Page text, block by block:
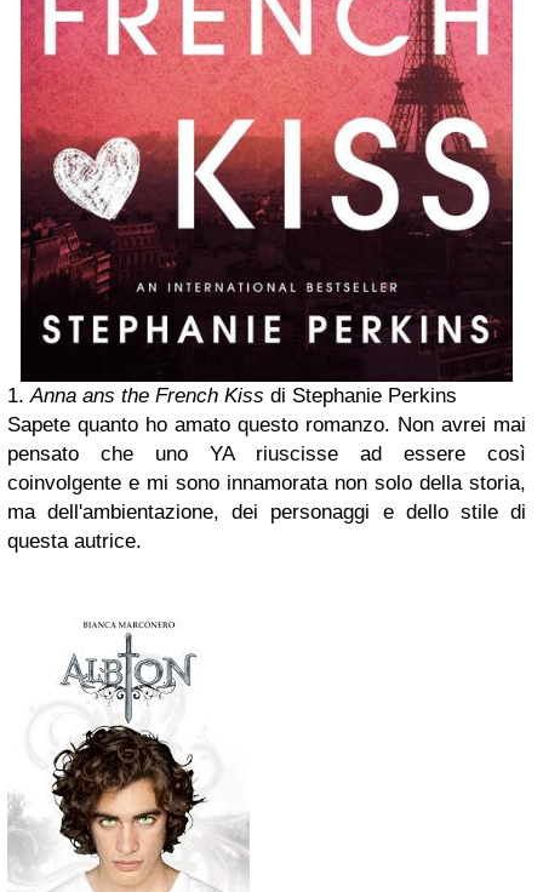
1.Anna ans the French Kiss di Stephanie Perkins
Sapete quanto ho amato questo romanzo. Non avrei mai
pensato che uno YA riuscisse ad essere così
coinvolgente e mi sono innamorata non solo della storia,
ma dell'ambientazione, dei personaggi e dello stile di
questa autrice.